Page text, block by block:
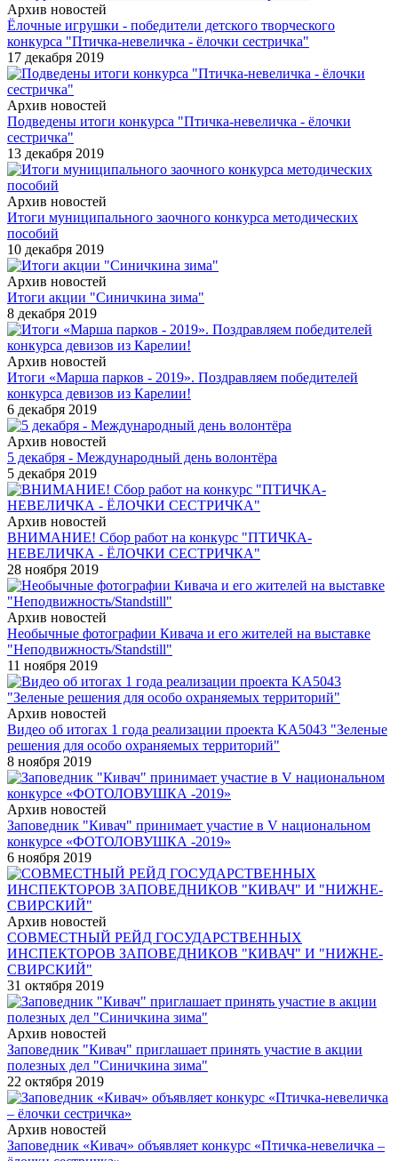
Архив новостей
Ёлочные игрушки - победители детского творческого
конкурса "Птичка-невеличка - ёлочки сестричка"
17 декабря 2019
Архив новостей
Подведены итоги конкурса "Птичка-невеличка - ёлочки
сестричка"
13 декабря 2019
Архив новостей
Итоги муниципального заочного конкурса методических
пособий
10 декабря 2019
Архив новостей
Итоги акции "Синичкина зима"
8 декабря 2019
Архив новостей
Итоги «Марша парков - 2019». Поздравляем победителей
конкурса девизов из Карелии!
6 декабря 2019
Архив новостей
5 декабря - Международный день волонтёра
5 декабря 2019
Архив новостей
ВНИМАНИЕ! Сбор работ на конкурс "ПТИЧКА-
НЕВЕЛИЧКА - ЁЛОЧКИ СЕСТРИЧКА"
28 ноября 2019
Архив новостей
Необычные фотографии Кивача и его жителей на выставке
"Неподвижность/Standstill"
11 ноября 2019
Архив новостей
Видео об итогах 1 года реализации проекта KA5043 "Зеленые
решения для особо охраняемых территорий"
8 ноября 2019
Архив новостей
Заповедник "Кивач" принимает участие в V национальном
конкурсе «ФОТОЛОВУШКА -2019»
6 ноября 2019
Архив новостей
СОВМЕСТНЫЙ РЕЙД ГОСУДАРСТВЕННЫХ
ИНСПЕКТОРОВ ЗАПОВЕДНИКОВ "КИВАЧ" И "НИЖНЕ-
СВИРСКИЙ"
31 октября 2019
Архив новостей
Заповедник "Кивач" приглашает принять участие в акции
полезных дел "Синичкина зима"
22 октября 2019
Архив новостей
Заповедник «Кивач» объявляет конкурс «Птичка-невеличка –